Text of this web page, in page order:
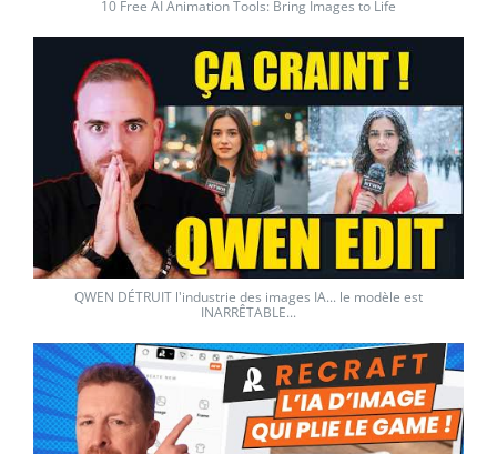
10 Free AI Animation Tools: Bring Images to Life
QWEN DÉTRUIT l'industrie des images IA... le modèle est
INARRÊTABLE...